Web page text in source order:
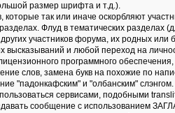
размер шрифта и т.д.).
которые так или иначе оскорбляют
Флуд в тематических разделах
участников форума, их родных
высказываний и любой переход на
программного
слов, замена букв на похожие по
"падонкафским" и "олбанским"
сервисами, подобными
сообщение с использованием